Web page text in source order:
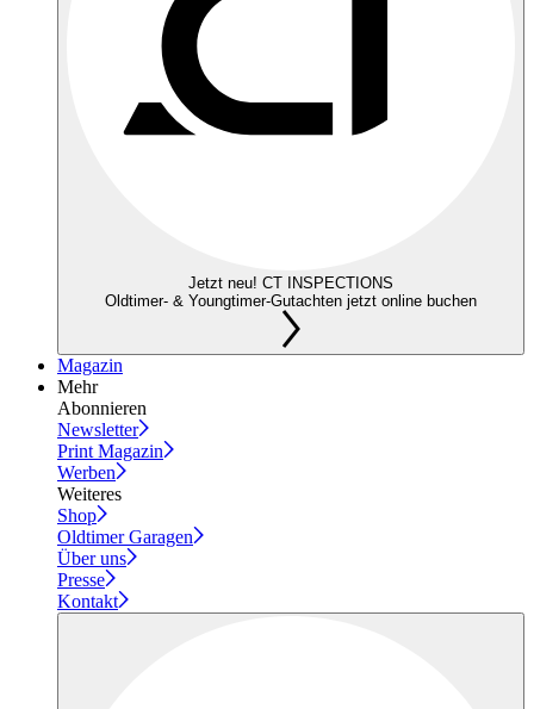
Jetzt neu! CT INSPECTIONS
Oldtimer- & Youngtimer-Gutachten jetzt online buchen
Magazin
Mehr
Abonnieren
Newsletter
Print Magazin
Werben
Weiteres
Shop
Oldtimer Garagen
Über uns
Presse
Kontakt